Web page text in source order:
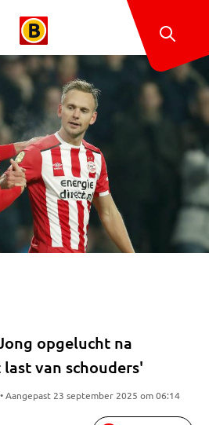
opgelucht na
van schouders'
Aangepast 23 september 2025 om 06:14